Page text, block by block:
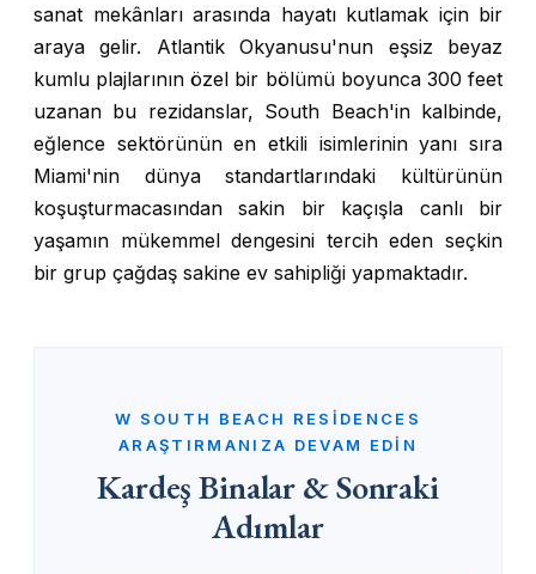
sanat mekânları arasında hayatı kutlamak için bir
araya gelir. Atlantik Okyanusu'nun eşsiz beyaz
kumlu plajlarının özel bir bölümü boyunca 300 feet
uzanan bu rezidanslar, South Beach'in kalbinde,
eğlence sektörünün en etkili isimlerinin yanı sıra
Miami'nin dünya standartlarındaki kültürünün
koşuşturmacasından sakin bir kaçışla canlı bir
yaşamın mükemmel dengesini tercih eden seçkin
bir grup çağdaş sakine ev sahipliği yapmaktadır.
W SOUTH BEACH RESIDENCES
ARAŞTIRMANIZA DEVAM EDIN
Kardeş Binalar & Sonraki
Adımlar